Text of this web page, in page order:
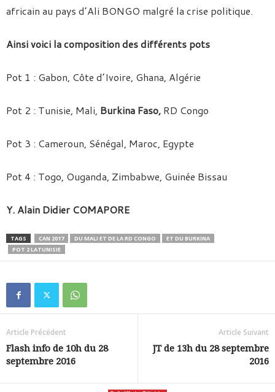
africain au pays d’Ali BONGO malgré la crise politique.
Ainsi voici la composition des différents pots
Pot 1 : Gabon, Côte d’Ivoire, Ghana, Algérie
Pot 2 : Tunisie, Mali, Burkina Faso, RD Congo
Pot 3 : Cameroun, Sénégal, Maroc, Egypte
Pot 4 : Togo, Ouganda, Zimbabwe, Guinée Bissau
Y. Alain Didier COMAPORE
TAGS CAN 2017 DU MALI ET DE LA RD CONGO
ET DU BURKINA
POT 2 LATUNISIE
Article Précédent
Flash info de 10h du 28
septembre 2016
Article Suivant
JT de 13h du 28 septembre
2016